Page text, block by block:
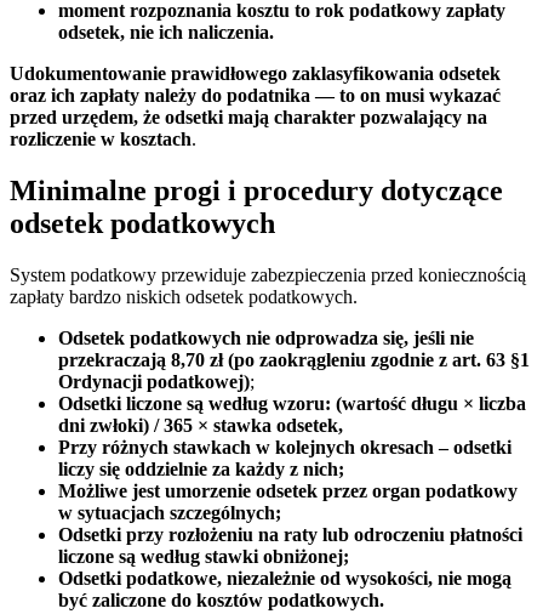
moment rozpoznania kosztu to rok podatkowy zapłaty
odsetek, nie ich naliczenia.
Udokumentowanie prawidłowego zaklasyfikowania odsetek
oraz ich zapłaty należy do podatnika — to on musi wykazać
przed urzędem, że odsetki mają charakter pozwalający na
rozliczenie w kosztach.
Minimalne progi i procedury dotyczące
odsetek podatkowych
System podatkowy przewiduje zabezpieczenia przed koniecznością
zapłaty bardzo niskich odsetek podatkowych.
Odsetek podatkowych nie odprowadza się, jeśli nie
przekraczają 8,70 zł (po zaokrągleniu zgodnie z art. 63 §1
Ordynacji podatkowej);
Odsetki liczone są według wzoru: (wartość długu × liczba
dni zwłoki) / 365 × stawka odsetek,
Przy różnych stawkach w kolejnych okresach – odsetki
liczy się oddzielnie za każdy z nich;
Możliwe jest umorzenie odsetek przez organ podatkowy
w sytuacjach szczególnych;
Odsetki przy rozłożeniu na raty lub odroczeniu płatności
liczone są według stawki obniżonej;
Odsetki podatkowe, niezależnie od wysokości, nie mogą
być zaliczone do kosztów podatkowych.